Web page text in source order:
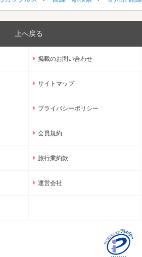
上へ戻る
掲載のお問い合わせ
サイトマップ
プライバシーポリシー
会員規約
旅行業約款
運営会社